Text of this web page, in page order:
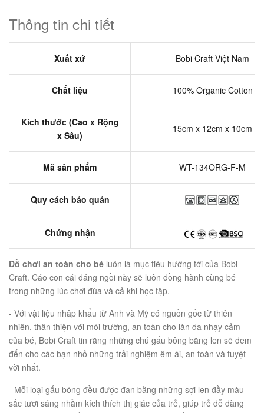
Thông tin chi tiết
Xuất xứ Bobi Craft Việt Nam
Chất liệu 100% Organic Cotton
Kích thước (Cao x Rộng
x Sâu)
15cm x 12cm x 10cm
Mã sản phẩm WT-134ORG-F-M
Quy cách bảo quản
Chứng nhận
Đồ chơi an toàn cho bé luôn là mục tiêu hướng tới của Bobi
Craft. Cáo con cái dáng ngồi này sẽ luôn đồng hành cùng bé
trong những lúc chơi đùa và cả khi học tập.
- Với vật liệu nhâp khẩu từ Anh và Mỹ có nguồn gốc từ thiên
nhiên, thân thiện với môi trường, an toàn cho làn da nhạy cảm
của bé, Bobi Craft tin rằng những chú gấu bông bằng len sẽ đem
đến cho các bạn nhỏ những trải nghiệm êm ái, an toàn và tuyệt
vời nhất.
- Mỗi loại gấu bông đều được đan bằng những sợi len đầy màu
sắc tươi sáng nhằm kích thích thị giác của trẻ, giúp trẻ dễ dàng